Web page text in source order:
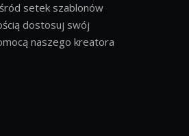
setek szablonów
dostosuj swój
naszego kreatora